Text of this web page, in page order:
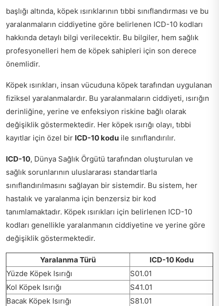
başlığı altında, köpek ısırıklarının tıbbi sınıflandırması ve bu
yaralanmaların ciddiyetine göre belirlenen ICD-10 kodları
hakkında detaylı bilgi verilecektir. Bu bilgiler, hem sağlık
profesyonelleri hem de köpek sahipleri için son derece
önemlidir.
Köpek ısırıkları, insan vücuduna köpek tarafından uygulanan
fiziksel yaralanmalardır. Bu yaralanmaların ciddiyeti, ısırığın
derinliğine, yerine ve enfeksiyon riskine bağlı olarak
değişiklik göstermektedir. Her köpek ısırığı olayı, tıbbi
kayıtlar için özel bir ICD-10 kodu ile sınıflandırılır.
ICD-10, Dünya Sağlık Örgütü tarafından oluşturulan ve
sağlık sorunlarının uluslararası standartlarla
sınıflandırılmasını sağlayan bir sistemdir. Bu sistem, her
hastalık ve yaralanma için benzersiz bir kod
tanımlamaktadır. Köpek ısırıkları için belirlenen ICD-10
kodları genellikle yaralanmanın ciddiyetine ve yerine göre
değişiklik göstermektedir.
Yaralanma Türü
ICD-10 Kodu
Yüzde Köpek Isırığı
S01.01
Kol Köpek Isırığı
S41.01
Bacak Köpek Isırığı
S81.01